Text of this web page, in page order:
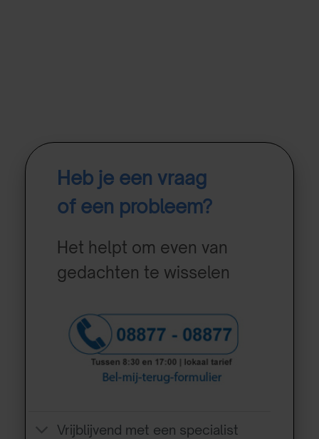
Heb je een vraag
of een probleem?
Het helpt om even van
gedachten te wisselen
Vrijblijvend met een specialist